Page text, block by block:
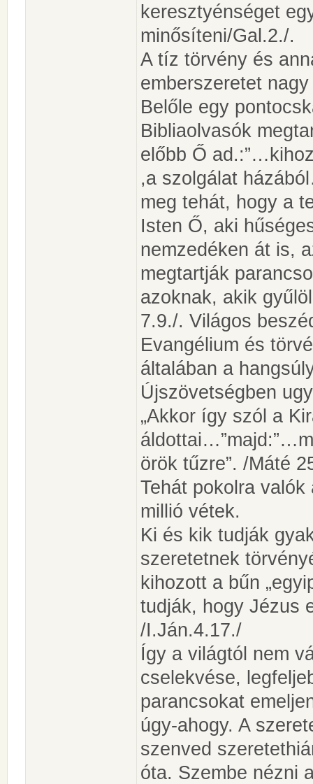
keresztyénséget
minősíteni/Gal.2./.
A tíz törvény és
emberszeretet
Belőle egy
Bibliaolvasók
előbb Ő
,a szolgálat
meg tehát, hogy a
Isten Ő, aki
nemzedéken át is,
megtartják
azoknak, akik
7.9./. Világos
Evangélium és
általában a
Újszövetségben
„Akkor így szól a
örök tűzre”. /Máté
Tehát pokolra
millió vétek.
Ki és kik tudják
szeretetnek
kihozott a bűn
tudják, hogy Jézus
/I.Ján.4.17./
Így a világtól nem
cselekvése,
parancsokat
úgy-ahogy. A
szenved
óta. Szembe nézni